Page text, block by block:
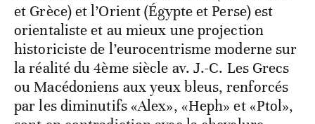
et Grèce) et l’Orient (Égypte et Perse) est
orientaliste et au mieux une projection
historiciste de l’eurocentrisme moderne sur
la réalité du 4ème siècle av. J.-C. Les Grecs
ou Macédoniens aux yeux bleus, renforcés
par les diminutifs «Alex», «Heph» et «Ptol»,